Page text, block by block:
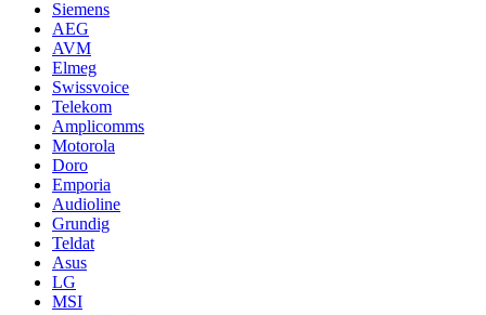
Siemens
AEG
AVM
Elmeg
Swissvoice
Telekom
Amplicomms
Motorola
Doro
Emporia
Audioline
Grundig
Teldat
Asus
LG
MSI